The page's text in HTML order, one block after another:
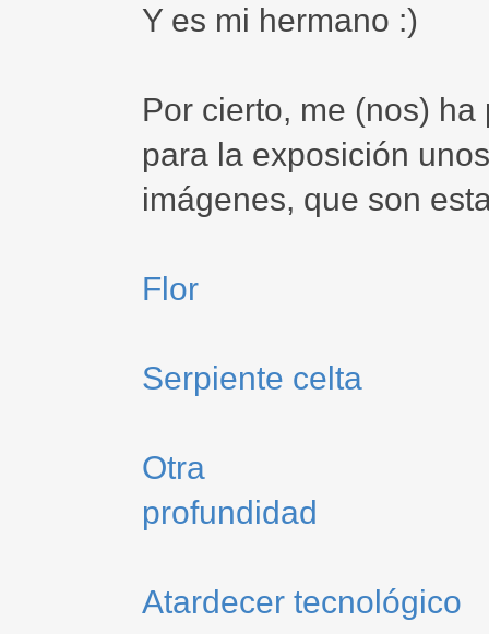
Y es mi hermano :)
Por cierto, me (nos)
para la exposición
imágenes, que son
Flor
Serpiente celta
Otra
profundidad
Atardecer tecnológico